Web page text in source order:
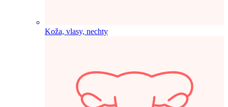
Koža, vlasy, nechty